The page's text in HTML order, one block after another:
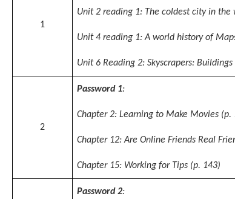
1
Unit 2 reading 1: The coldest city in the
Unit 4 reading 1: A world history of
Unit 6 Reading 2: Skyscrapers:
2
Password 1:
Chapter 2: Learning to Make Movies (p.
Chapter 12: Are Online Friends Real
Chapter 15: Working for Tips (p. 143)
Password 2: